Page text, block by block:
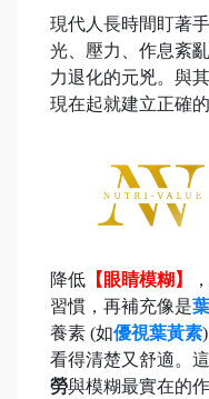
現代人長時間盯著
光、壓力、作息紊
力退化的元兇。與
現在起就建立正確
降低 【眼睛模糊】
習慣，再補充像是
養素 (如優視葉黃素
看得清楚又舒適。
勞與模糊最實在的